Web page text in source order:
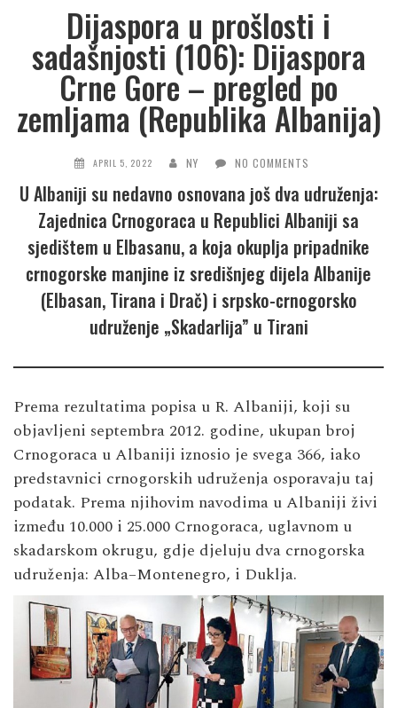
Dijaspora u prošlosti i
sadašnjosti (106): Dijaspora
Crne Gore – pregled po
zemljama (Republika Albanija)
APRIL 5, 2022 NY NO COMMENTS
U Albaniji su nedavno osnovana još dva udruženja:
Zajednica Crnogoraca u Republici Albaniji sa
sjedištem u Elbasanu, a koja okuplja pripadnike
crnogorske manjine iz središnjeg dijela Albanije
(Elbasan, Tirana i Drač) i srpsko-crnogorsko
udruženje „Skadarlija” u Tirani
Prema rezultatima popisa u R. Albaniji, koji su
objavljeni septembra 2012. godine, ukupan broj
Crnogoraca u Albaniji iznosio je svega 366, iako
predstavnici crnogorskih udruženja osporavaju taj
podatak. Prema njihovim navodima u Albaniji živi
između 10.000 i 25.000 Crnogoraca, uglavnom u
skadarskom okrugu, gdje djeluju dva crnogorska
udruženja: Alba–Montenegro, i Duklja.